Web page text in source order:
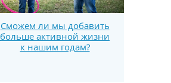
Сможем ли мы добавить
больше активной жизни
к нашим годам?